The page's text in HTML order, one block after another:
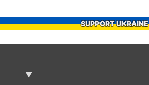
SUPPORT UKRAINE